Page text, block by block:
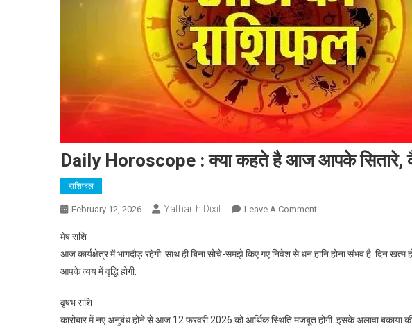
Daily Horoscope : क्या कहते है आज आपके सितारे,
राशिफल
February 12, 2026 Yatharth Dixit Leave A CommentOn
:
आज
मेष राशि
आज कार्यक्षेत्र में भागदौड़ रहेगी. साथ ही बिना सोचे-समझे किए गए निवेश से धन हानि होना संभव है. दिन
आपके व्यय में वृद्धि होगी.
वृषभ राशि
कारोबार में नए अनुबंध होने से आज 12 फरवरी 2026 को आर्थिक स्थिति मजबूत होगी. इसके अलावा बकाया